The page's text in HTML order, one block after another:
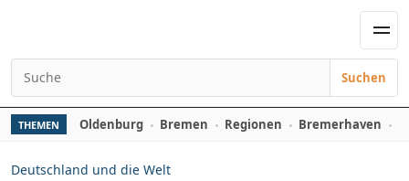
Suchen nach:
Suchen
THEMEN Oldenburg Bremen Regionen Bremerhaven
Deutschland und die Welt